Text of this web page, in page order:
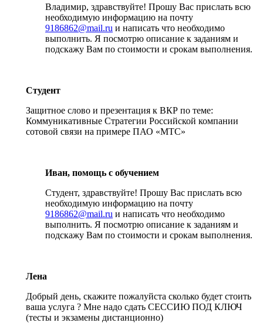
Владимир, здравствуйте! Прошу Вас прислать всю
необходимую информацию на почту
9186862@mail.ru и написать что необходимо
выполнить. Я посмотрю описание к заданиям и
подскажу Вам по стоимости и срокам выполнения.
Студент
Защитное слово и презентация к ВКР по теме:
Коммуникативные Стратегии Российской компании
сотовой связи на примере ПАО «МТС»
Иван, помощь с обучением
Студент, здравствуйте! Прошу Вас прислать всю
необходимую информацию на почту
9186862@mail.ru и написать что необходимо
выполнить. Я посмотрю описание к заданиям и
подскажу Вам по стоимости и срокам выполнения.
Лена
Добрый день, скажите пожалуйста сколько будет стоить
ваша услуга ? Мне надо сдать СЕССИЮ ПОД КЛЮЧ
(тесты и экзамены дистанционно)